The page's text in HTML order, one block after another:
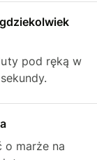
pod ręką w
o marże na